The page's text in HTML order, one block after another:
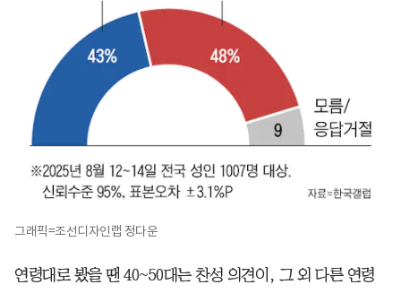
그래픽=조선디자인랩 정다운
연령대로 봤을 땐 40~50대는 찬성 의견이, 그 외 다른 연령